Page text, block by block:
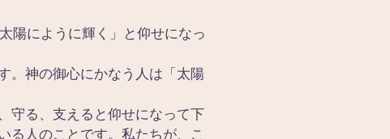
陽にように輝く」と仰せになっ
。神の御心にかなう人は「太陽
守る、支えると仰せになって下
る人のことです。私たちが、こ